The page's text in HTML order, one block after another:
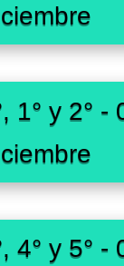
1° y 2° -
4° y 5° -